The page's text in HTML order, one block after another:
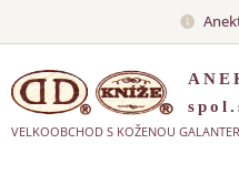
VELKOOBCHOD S KOŽENOU